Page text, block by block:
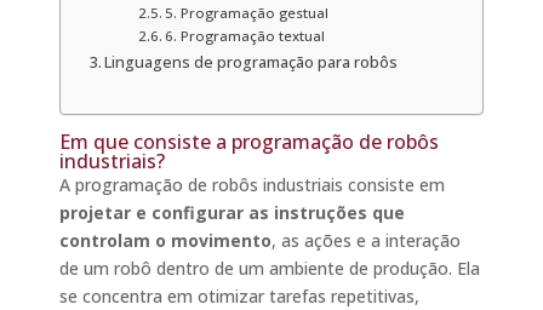
5. Programação gestual
6. Programação textual
Linguagens de programação para robôs
Em que consiste a programação de robôs
industriais?
A programação de robôs industriais consiste em
projetar e configurar as instruções que
controlam o movimento, as ações e a interação
de um robô dentro de um ambiente de produção. Ela
se concentra em otimizar tarefas repetitivas,